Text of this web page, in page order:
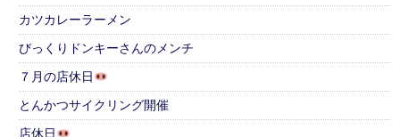
カツカレーラーメン
びっくりドンキーさんのメンチ
７月の店休日
とんかつサイクリング開催
店休日